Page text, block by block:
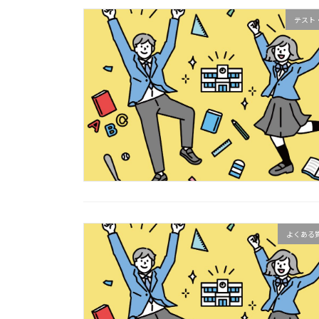
テスト
よくある